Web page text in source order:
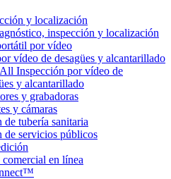
y localización
inspección y localización
por vídeo
vídeo de desagües y alcantarillado
Inspección por vídeo de
y alcantarillado
y grabadoras
y cámaras
tubería sanitaria
de servicios públicos
en línea